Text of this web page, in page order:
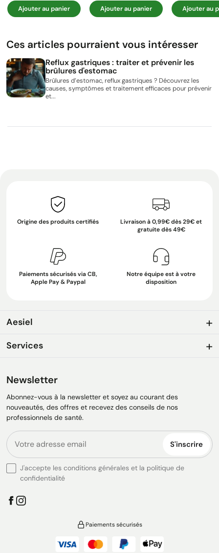
Ajouter au panier Ajouter au panier Ajouter au
Ces articles pourraient vous intéresser
Reflux gastriques : traiter et prévenir les
brûlures d'estomac
Brûlures d’estomac, reflux gastriques ? Découvrez les
causes, symptômes et traitement efficaces pour prévenir
et...
Origine des produits certifiés
Livraison à 0,99€ dès 29€ et
gratuite dès 49€
Paiements sécurisés via CB,
Apple Pay & Paypal
Notre équipe est à votre
disposition
Aesiel
Services
Newsletter
Abonnez-vous à la newsletter et soyez au courant des
nouveautés, des offres et recevez des conseils de nos
professionnels de santé.
S'inscrire
J'accepte les conditions générales et la politique de
confidentialité
Paiements sécurisés